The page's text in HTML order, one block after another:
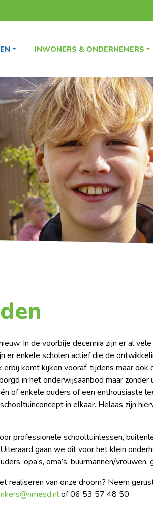
INWONERS & ONDERNEMERS
In de voorbije decennia zijn er al
er enkele scholen actief die de
komt kijken vooraf, tijdens maar ook
in het onderwijsaanbod maar
of enkele ouders of een enthousiaste
in elkaar. Helaas zijn
professionele schooltuinlessen,
gaan we dit voor het klein
opa’s, oma’s, buurmannen/vrouwen,
realiseren van onze droom? Neem
of 06 53 57 48 50